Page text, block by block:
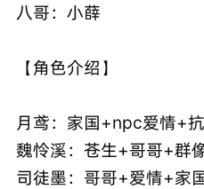
八哥：小薛
【角色介绍】
月鸢：家国+npc爱情+
魏怜溪：苍生+哥哥+群
司徒墨：哥哥+爱情+家